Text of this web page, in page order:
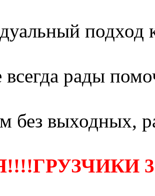
подход
всегда рады
без выходных,